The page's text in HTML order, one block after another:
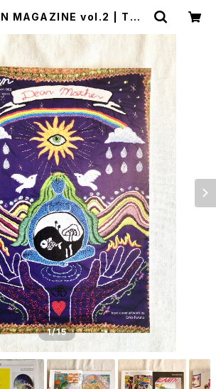
MAGAZINE vol.2 | TRO
1/15